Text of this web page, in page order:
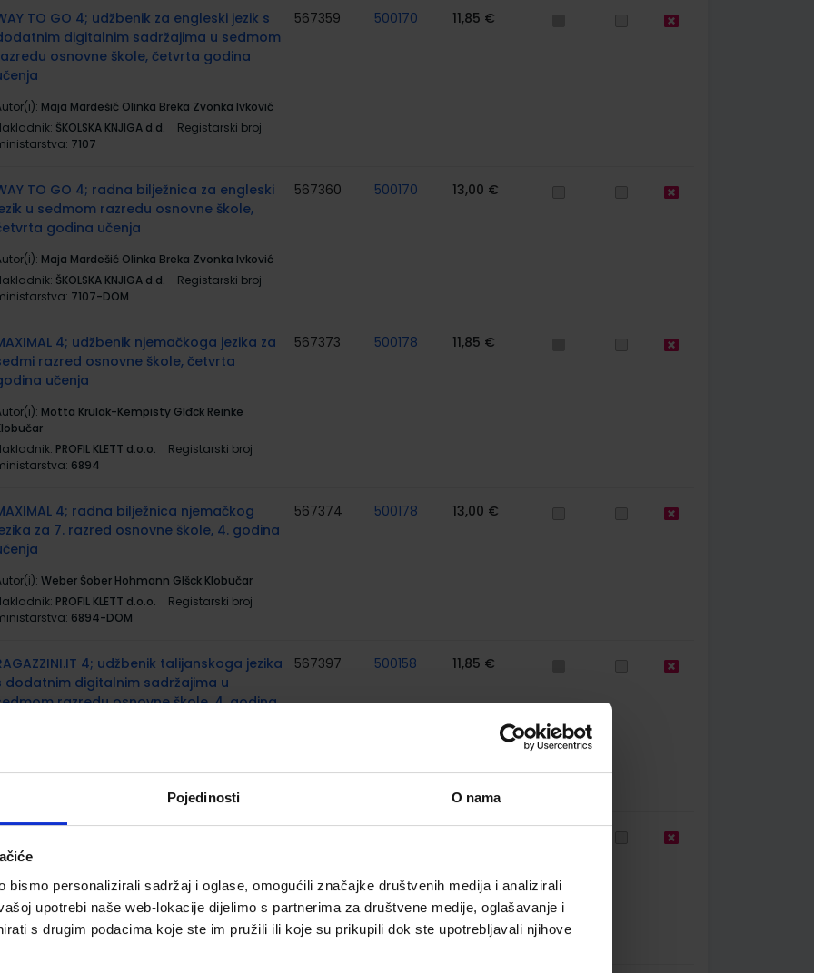
Pojedinosti O nama
bismo personalizirali sadržaj i oglase, omogućili značajke društvenih medija i analizirali
upotrebi naše web-lokacije dijelimo s partnerima za društvene medije, oglašavanje i
s drugim podacima koje ste im pružili ili koje su prikupili dok ste upotrebljavali njihove
TO GO 4; udžbenik za engleski jezik s
digitalnim sadržajima u sedmom
osnovne škole, četvrta godina
Maja Mardešić Olinka Breka Zvonka Ivković
ŠKOLSKA KNJIGA d.d.
Registarski broj
7107
567359 500170 11,85 €
TO GO 4; radna bilježnica za engleski
u sedmom razredu osnovne škole,
godina učenja
Maja Mardešić Olinka Breka Zvonka Ivković
ŠKOLSKA KNJIGA d.d.
Registarski broj
7107-DOM
567360 500170 13,00 €
4; udžbenik njemačkoga jezika za
razred osnovne škole, četvrta
učenja
Motta Krulak-Kempisty Glđck Reinke
PROFIL KLETT d.o.o.
Registarski broj
6894
567373 500178 11,85 €
4; radna bilježnica njemačkog
za 7. razred osnovne škole, 4. godina
Weber Šober Hohmann Glšck Klobučar
PROFIL KLETT d.o.o.
Registarski broj
6894-DOM
567374 500178 13,00 €
4; udžbenik talijanskoga jezika
dodatnim digitalnim sadržajima u
razredu osnovne škole, 4. godina
ŠKOLSKA KNJIGA d.d.
Registarski broj
567397 500158 11,85 €
jezika u 7. razredu osnovne
Nina Karković Andreja Mrkonjić
ŠKOLSKA KNJIGA d.d.
Registarski broj
ministarstva: 7083-DOM